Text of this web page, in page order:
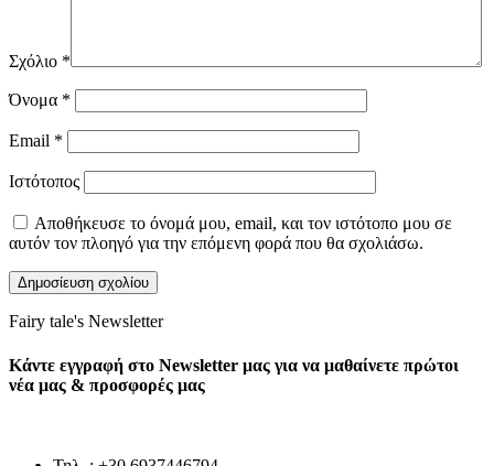
Σχόλιο *
Όνομα *
Email *
Ιστότοπος
Αποθήκευσε το όνομά μου, email, και τον ιστότοπο μου σε
αυτόν τον πλοηγό για την επόμενη φορά που θα σχολιάσω.
Fairy tale's Newsletter
Κάντε εγγραφή στο Newsletter μας για να μαθαίνετε πρώτοι
νέα μας & προσφορές μας